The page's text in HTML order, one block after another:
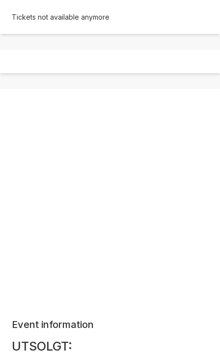
Tickets not available anymore
Event information
UTSOLGT: